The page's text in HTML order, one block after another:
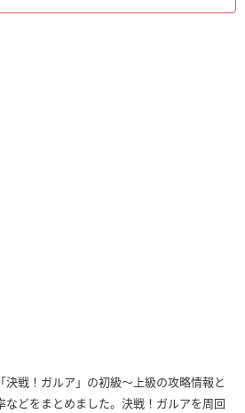
戦！ガルア」の初級〜上級の攻略情報と
などをまとめました。決戦！ガルアを周回